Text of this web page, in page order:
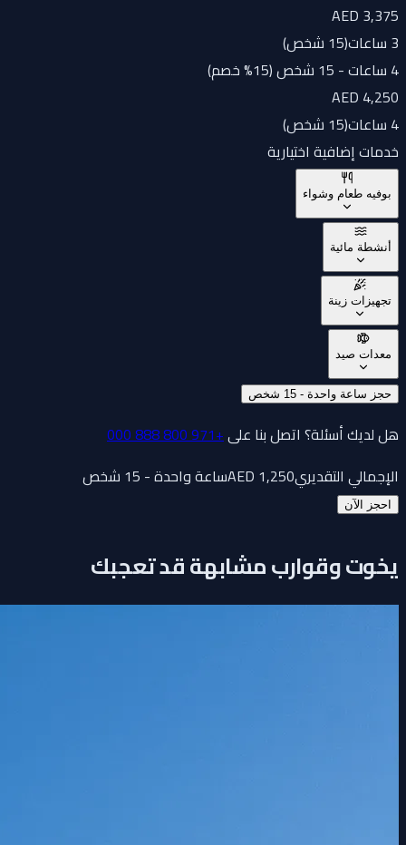
AED 3,375
(15 شخص
4 ساعات - 15 شخص (15% خصم)
AED 4,250
4 ساعات
(15 شخص
خدمات إضافية اختيارية
بوفيه طعام وشواء
أنشطة مائية
تجهيزات زينة
معدات صيد
حجز ساعة واحدة - 15 شخص
هل لديك أسئلة؟ اتصل بنا على +971 800 888 000
الإجمالي التقديري
AED1,250 ساعة واحدة - 15 شخص
احجز الآن
يخوت وقوارب مشابهة قد تعجبك